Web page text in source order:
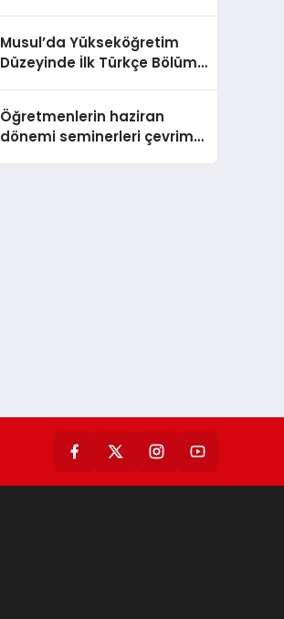
Musul’da Yükseköğretim
Düzeyinde İlk Türkçe Bölümü
Öğretmenlerin haziran
dönemi seminerleri çevrim